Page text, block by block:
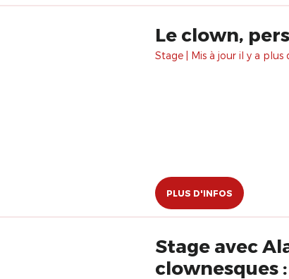
Le clown,
Stage | Mis à jour il y a plus
PLUS D'INFOS
Stage avec
clownesques